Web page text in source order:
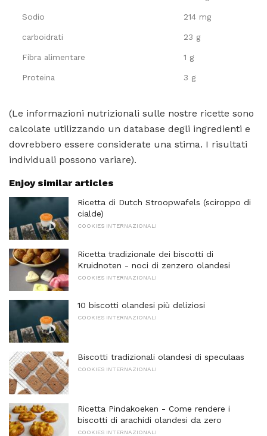
Sodio 214 mg
carboidrati 23 g
Fibra alimentare 1 g
Proteina 3 g
(Le informazioni nutrizionali sulle nostre ricette sono
calcolate utilizzando un database degli ingredienti e
dovrebbero essere considerate una stima. I risultati
individuali possono variare).
Enjoy similar articles
Ricetta di Dutch Stroopwafels (sciroppo di
cialde)
COOKIES INTERNAZIONALI
Ricetta tradizionale dei biscotti di
Kruidnoten - noci di zenzero olandesi
COOKIES INTERNAZIONALI
10 biscotti olandesi più deliziosi
COOKIES INTERNAZIONALI
Biscotti tradizionali olandesi di speculaas
COOKIES INTERNAZIONALI
Ricetta Pindakoeken - Come rendere i
biscotti di arachidi olandesi da zero
COOKIES INTERNAZIONALI